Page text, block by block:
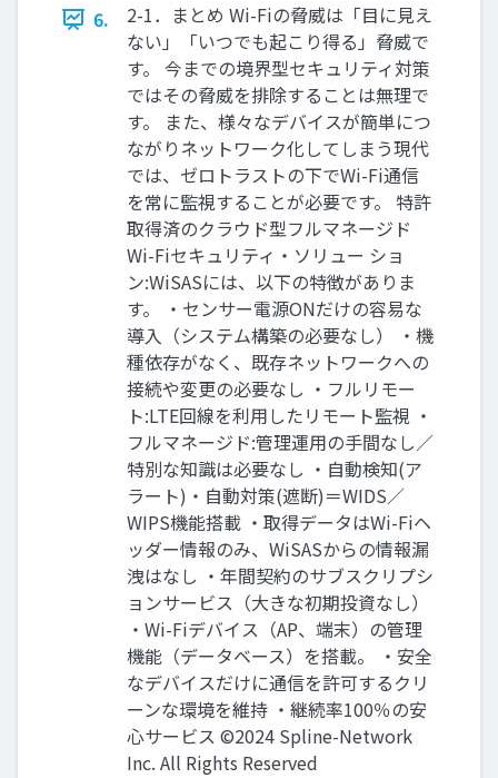
6.
2-1．まとめ Wi-Fiの脅威は「目に見え
ない」「いつでも起こり得る」脅威で
す。 今までの境界型セキュリティ対策
ではその脅威を排除することは無理で
す。 また、様々なデバイスが簡単につ
ながりネットワーク化してしまう現代
では、ゼロトラストの下でWi-Fi通信
を常に監視することが必要です。 特許
取得済のクラウド型フルマネージド
Wi-Fiセキュリティ・ソリュー ショ
ン:WiSASには、以下の特徴がありま
す。 ・センサー電源ONだけの容易な
導入（システム構築の必要なし） ・機
種依存がなく、既存ネットワークへの
接続や変更の必要なし ・フルリモー
ト:LTE回線を利用したリモート監視 ・
フルマネージド:管理運用の手間なし／
特別な知識は必要なし ・自動検知(ア
ラート)・自動対策(遮断)＝WIDS／
WIPS機能搭載 ・取得データはWi-Fiヘ
ッダー情報のみ、WiSASからの情報漏
洩はなし ・年間契約のサブスクリプシ
ョンサービス（大きな初期投資なし）
・Wi-Fiデバイス（AP、端末）の管理
機能（データベース）を搭載。 ・安全
なデバイスだけに通信を許可するクリ
ーンな環境を維持 ・継続率100％の安
心サービス ©2024 Spline-Network
Inc. All Rights Reserved